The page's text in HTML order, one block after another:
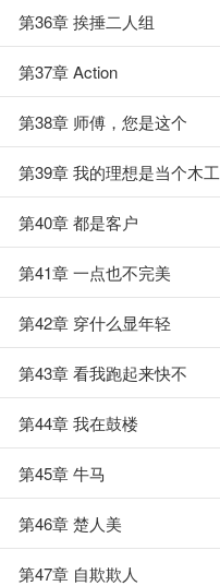
第36章 挨捶二人组
第37章 Action
第38章 师傅，您是这个
第39章 我的理想是当个木工
第40章 都是客户
第41章 一点也不完美
第42章 穿什么显年轻
第43章 看我跑起来快不
第44章 我在鼓楼
第45章 牛马
第46章 楚人美
第47章 自欺欺人